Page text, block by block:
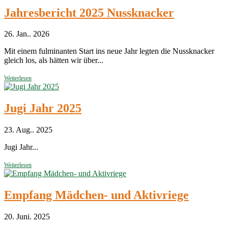
Jahresbericht 2025 Nussknacker
26. Jan.. 2026
Mit einem fulminanten Start ins neue Jahr legten die Nussknacker
gleich los, als hätten wir über...
Weiterlesen
Jugi Jahr 2025
23. Aug.. 2025
Jugi Jahr...
Weiterlesen
Empfang Mädchen- und Aktivriege
20. Juni. 2025